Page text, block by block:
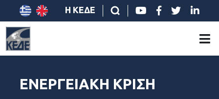
Η ΚΕΔΕ
ΕΝΕΡΓΕΙΑΚΗ ΚΡΙΣΗ